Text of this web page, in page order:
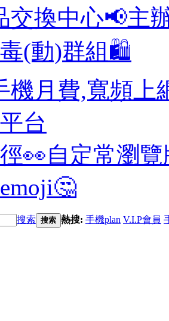
交換中心📢主
(動)群組🛍️
機月費,寬頻上
台
👀自定常瀏
搜索 搜索 熱搜: 手機plan V.I.P會員